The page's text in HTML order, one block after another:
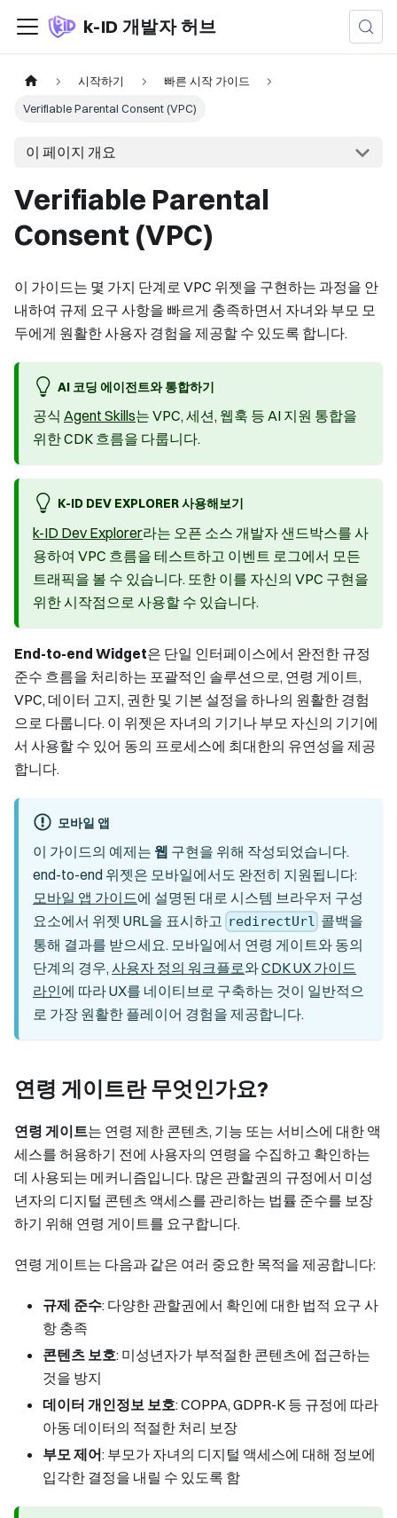
k-ID 개발자 허브
시작하기
빠른 시작 가이드
Verifiable Parental Consent (VPC)
이 페이지 개요
Verifiable Parental
Consent (VPC)
이 가이드는 몇 가지 단계로 VPC 위젯을 구현하는 과정을 안
내하여 규제 요구 사항을 빠르게 충족하면서 자녀와 부모 모
두에게 원활한 사용자 경험을 제공할 수 있도록 합니다.
AI 코딩 에이전트와 통합하기
공식 Agent Skills는 VPC, 세션, 웹훅 등 AI 지원 통합을
위한 CDK 흐름을 다룹니다.
K-ID DEV EXPLORER 사용해보기
k-ID Dev Explorer라는 오픈 소스 개발자 샌드박스를 사
용하여 VPC 흐름을 테스트하고 이벤트 로그에서 모든
트래픽을 볼 수 있습니다. 또한 이를 자신의 VPC 구현을
위한 시작점으로 사용할 수 있습니다.
End-to-end Widget은 단일 인터페이스에서 완전한 규정
준수 흐름을 처리하는 포괄적인 솔루션으로, 연령 게이트,
VPC, 데이터 고지, 권한 및 기본 설정을 하나의 원활한 경험
으로 다룹니다. 이 위젯은 자녀의 기기나 부모 자신의 기기에
서 사용할 수 있어 동의 프로세스에 최대한의 유연성을 제공
합니다.
모바일 앱
이 가이드의 예제는 웹 구현을 위해 작성되었습니다.
end-to-end 위젯은 모바일에서도 완전히 지원됩니다:
모바일 앱 가이드에 설명된 대로 시스템 브라우저 구성
요소에서 위젯 URL을 표시하고 redirectUrl 콜백을
통해 결과를 받으세요. 모바일에서 연령 게이트와 동의
단계의 경우,사용자 정의 워크플로와CDK UX 가이드
라인에 따라 UX를 네이티브로 구축하는 것이 일반적으
로 가장 원활한 플레이어 경험을 제공합니다.
연령 게이트란 무엇인가요?
연령 게이트는 연령 제한 콘텐츠, 기능 또는 서비스에 대한 액
세스를 허용하기 전에 사용자의 연령을 수집하고 확인하는
데 사용되는 메커니즘입니다. 많은 관할권의 규정에서 미성
년자의 디지털 콘텐츠 액세스를 관리하는 법률 준수를 보장
하기 위해 연령 게이트를 요구합니다.
연령 게이트는 다음과 같은 여러 중요한 목적을 제공합니다:
규제 준수: 다양한 관할권에서 확인에 대한 법적 요구 사
항 충족
콘텐츠 보호: 미성년자가 부적절한 콘텐츠에 접근하는
것을 방지
데이터 개인정보 보호: COPPA, GDPR-K 등 규정에 따라
아동 데이터의 적절한 처리 보장
부모 제어: 부모가 자녀의 디지털 액세스에 대해 정보에
입각한 결정을 내릴 수 있도록 함